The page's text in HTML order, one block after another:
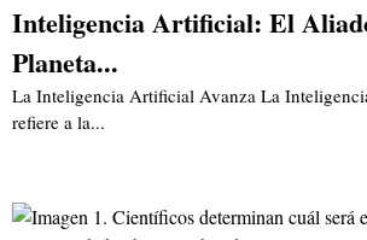
Inteligencia Artificial: El
Planeta...
La Inteligencia Artificial Avanza La
refiere a la...